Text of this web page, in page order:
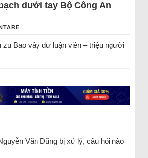
dưới tay Bộ Công An
zu Bao vây dư luận viên – triệu người
Văn Dũng bị xử lý, câu hỏi nào